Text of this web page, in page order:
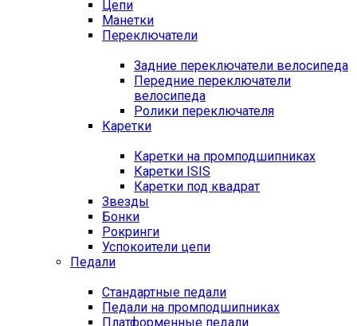
Цепи
Манетки
Переключатели
Задние переключатели велосипеда
Передние переключатели
велосипеда
Ролики переключателя
Каретки
Каретки на промподшипниках
Каретки ISIS
Каретки под квадрат
Звезды
Бонки
Рокринги
Успокоители цепи
Педали
Стандартные педали
Педали на промподшипниках
Платформенные педали